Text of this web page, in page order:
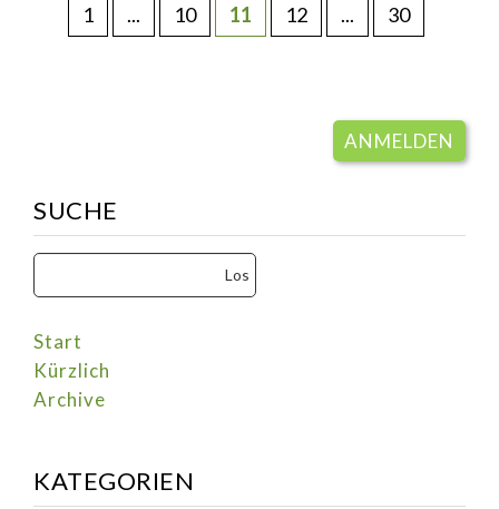
1 ... 10 11 12 ... 30
ANMELDEN
SUCHE
Start
Kürzlich
Archive
KATEGORIEN